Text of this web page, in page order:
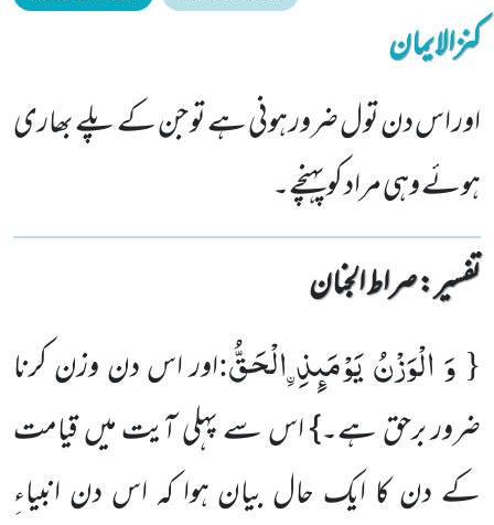
کنزالایمان
اور اس دن تول ضرور ہونی ہے تو جن کے پلے بھاری
ہوئے وہی مراد کو پہنچے۔
تفسیر : ‎صراط الجنان
{ وَ الْوَزْنُ یَوْمَىٕذِ ﹰالْحَقُّ:اور اس دن وزن کرنا
ضرور برحق ہے۔} اس سے پہلی آیت میں قیامت
کے دن کا ایک حال بیان ہوا کہ اس دن انبیاءِ